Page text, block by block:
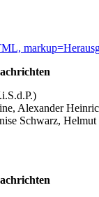
Alexander
Schwarz,